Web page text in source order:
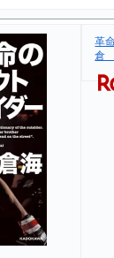
革
倉